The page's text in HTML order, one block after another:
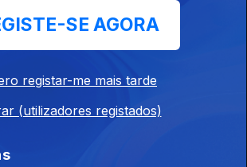
SE AGORA
registar-me mais tarde
(utilizadores registados)